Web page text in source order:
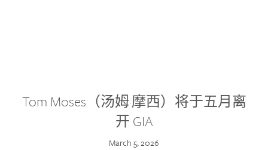
Tom Moses（汤姆·摩西）将于五月离
开 GIA
March 5, 2026